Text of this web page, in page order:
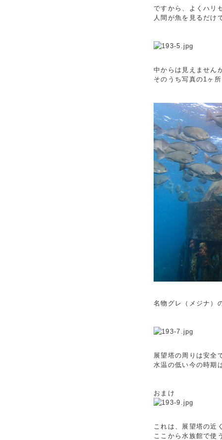
ですから、よくハリ
人間が魚を見るだけ
中からは見えません
そのうち写真の1ヶ
名物グレ（メジナ）
展望塔の周りは安全
水温の低い今の時期
おまけ
これは、展望塔の近
ここから水族館で使